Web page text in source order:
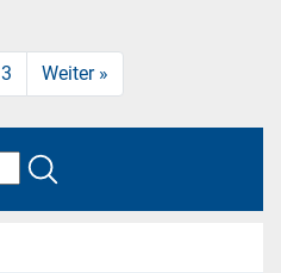
3 Weiter »